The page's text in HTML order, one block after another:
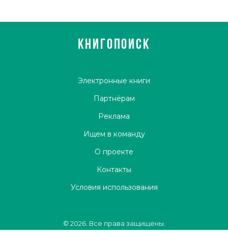
КНИГОПОИСК
Электронные книги
Партнёрам
Реклама
Ищем в команду
О проекте
Контакты
Условия использования
© 2026. Все права защищены.